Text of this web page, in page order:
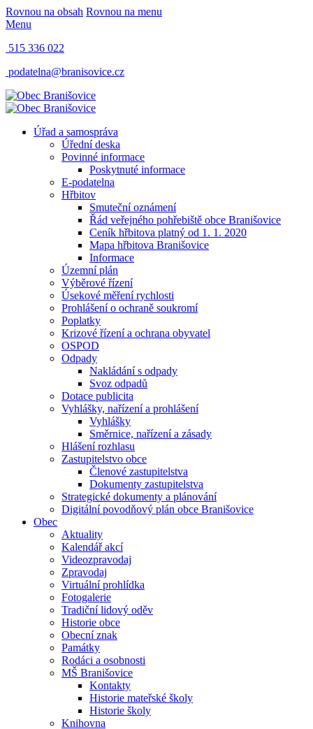
Rovnou na obsah Rovnou na menu
Menu
515 336 022
podatelna@branisovice.cz
Úřad a samospráva
Úřední deska
Povinné informace
Poskytnuté informace
E-podatelna
Hřbitov
Smuteční oznámení
Řád veřejného pohřebiště obce Branišovice
Ceník hřbitova platný od 1. 1. 2020
Mapa hřbitova Branišovice
Informace
Územní plán
Výběrové řízení
Úsekové měření rychlosti
Prohlášení o ochraně soukromí
Poplatky
Krizové řízení a ochrana obyvatel
OSPOD
Odpady
Nakládání s odpady
Svoz odpadů
Dotace publicita
Vyhlášky, nařízení a prohlášení
Vyhlášky
Směrnice, nařízení a zásady
Hlášení rozhlasu
Zastupitelstvo obce
Členové zastupitelstva
Dokumenty zastupitelstva
Strategické dokumenty a plánování
Digitální povodňový plán obce Branišovice
Obec
Aktuality
Kalendář akcí
Videozpravodaj
Zpravodaj
Virtuální prohlídka
Fotogalerie
Tradiční lidový oděv
Historie obce
Obecní znak
Památky
Rodáci a osobnosti
MŠ Branišovice
Kontakty
Historie mateřské školy
Historie školy
Knihovna